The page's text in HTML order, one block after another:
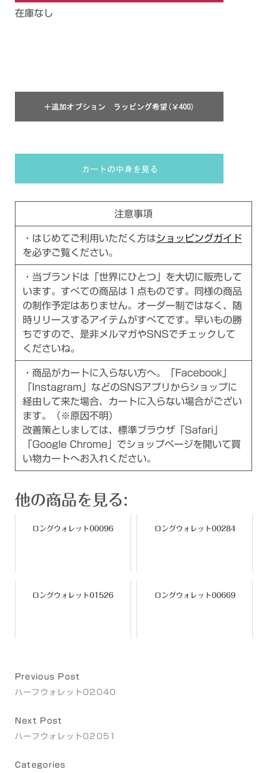
在庫なし
注意事項
・はじめてご利用いただく方はショッピングガイド
を必ずご覧ください。
・当ブランドは「世界にひとつ」を大切に販売して
います。すべての商品は１点ものです。同様の商品
の制作予定はありません。オーダー制ではなく、随
時リリースするアイテムがすべてです。早いもの勝
ちですので、是非メルマガやSNSでチェックして
くださいね。
・商品がカートに入らない方へ。「Facebook」
「Instagram」などのSNSアプリからショップに
経由して来た場合、カートに入らない場合がござい
ます。（※原因不明）
改善策としましては、標準ブラウザ「Safari」
「Google Chrome」でショップページを開いて買
い物カートへお入れください。
他の商品を見る:
ロングウォレット00096 ロングウォレット00284
ロングウォレット01526 ロングウォレット00669
Previous Post
ハーフウォレット02040
Next Post
ハーフウォレット02051
Categories